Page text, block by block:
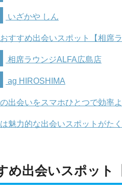
いざかや しん
すすめ出会いスポット【相席ラ
相席ラウンジALFA広島店
ag HIROSHIMA
出会いをスマホひとつで効率
魅力的な出会いスポットがた
め出会いスポット